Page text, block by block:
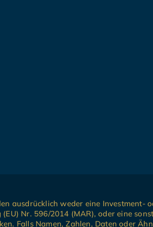
ausdrücklich weder eine
Nr. 596/2014 (MAR), oder eine
Falls Namen, Zahlen, Daten oder